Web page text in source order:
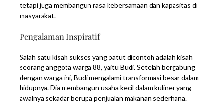
tetapi juga membangun rasa kebersamaan dan kapasitas di
masyarakat.
Pengalaman Inspiratif
Salah satu kisah sukses yang patut dicontoh adalah kisah
seorang anggota warga 88, yaitu Budi. Setelah bergabung
dengan warga ini, Budi mengalami transformasi besar dalam
hidupnya. Dia membangun usaha kecil dalam kuliner yang
awalnya sekadar berupa penjualan makanan sederhana.